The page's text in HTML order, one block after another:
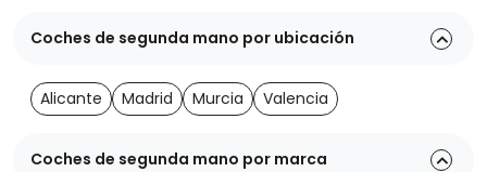
Coches de segunda mano por ubicación
Alicante Madrid Murcia Valencia
Coches de segunda mano por marca